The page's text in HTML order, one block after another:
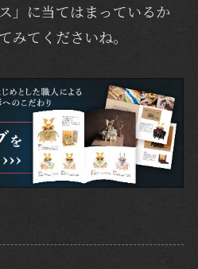
」に当てはまっているか
みてくださいね。